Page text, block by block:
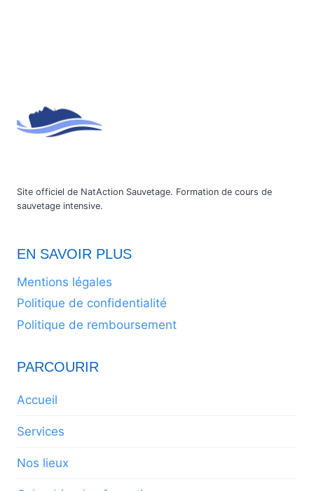
Site officiel de NatAction Sauvetage. Formation de cours de
sauvetage intensive.
EN SAVOIR PLUS
Mentions légales
Politique de confidentialité
Politique de remboursement
PARCOURIR
Accueil
Services
Nos lieux